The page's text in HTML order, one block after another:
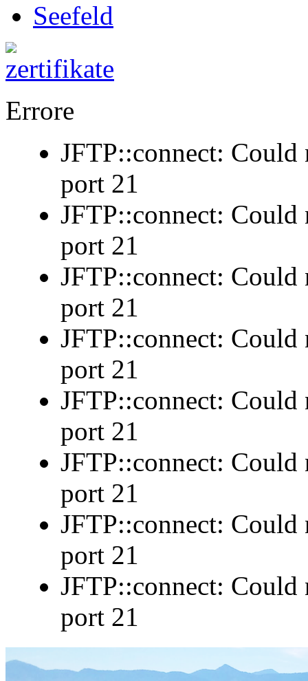
Seefeld
Errore
JFTP::connect:
port 21
JFTP::connect:
port 21
JFTP::connect:
port 21
JFTP::connect:
port 21
JFTP::connect:
port 21
JFTP::connect:
port 21
JFTP::connect:
port 21
JFTP::connect:
port 21